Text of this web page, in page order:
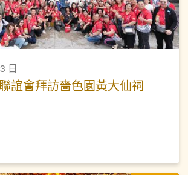
日
誼會拜訪嗇色園黃大仙祠